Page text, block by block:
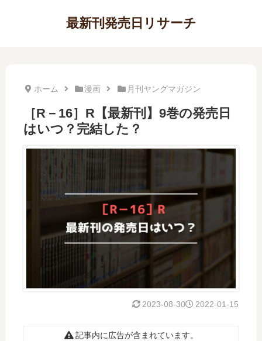
最新刊発売日リサーチ
ホーム 漫画 月刊ヤングマガジン
［R－16］R【最新刊】9巻の発売日
はいつ？完結した？
2022-01-15
2023-08-30
記事内に広告が含まれています。